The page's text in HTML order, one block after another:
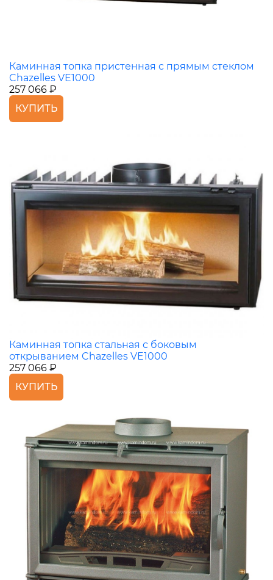
Каминная топка пристенная с прямым стеклом
Chazelles VE1000
257 066 ₽
КУПИТЬ
Каминная топка стальная с боковым
открыванием Chazelles VE1000
257 066 ₽
КУПИТЬ